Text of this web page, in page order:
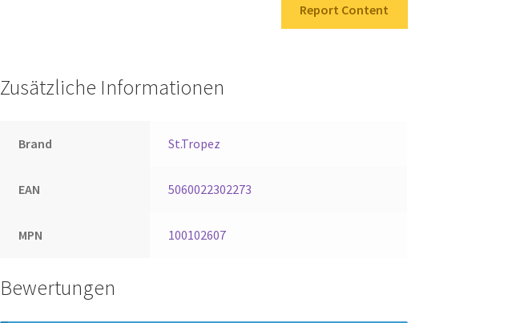
Report Content
Zusätzliche Informationen
Brand St.Tropez
EAN 5060022302273
MPN 100102607
Bewertungen